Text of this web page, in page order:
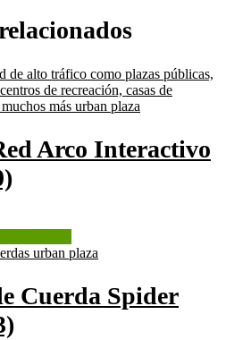
Arco Interactivo
Cuerda Spider